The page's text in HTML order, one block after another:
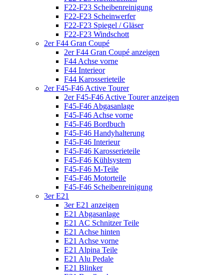
F22-F23 Scheibenreinigung
F22-F23 Scheinwerfer
F22-F23 Spiegel / Gläser
F22-F23 Windschott
2er F44 Gran Coupé
2er F44 Gran Coupé anzeigen
F44 Achse vorne
F44 Interieor
F44 Karosserieteile
2er F45-F46 Active Tourer
2er F45-F46 Active Tourer anzeigen
F45-F46 Abgasanlage
F45-F46 Achse vorne
F45-F46 Bordbuch
F45-F46 Handyhalterung
F45-F46 Interieur
F45-F46 Karosserieteile
F45-F46 Kühlsystem
F45-F46 M-Teile
F45-F46 Motorteile
F45-F46 Scheibenreinigung
3er E21
3er E21 anzeigen
E21 Abgasanlage
E21 AC Schnitzer Teile
E21 Achse hinten
E21 Achse vorne
E21 Alpina Teile
E21 Alu Pedale
E21 Blinker